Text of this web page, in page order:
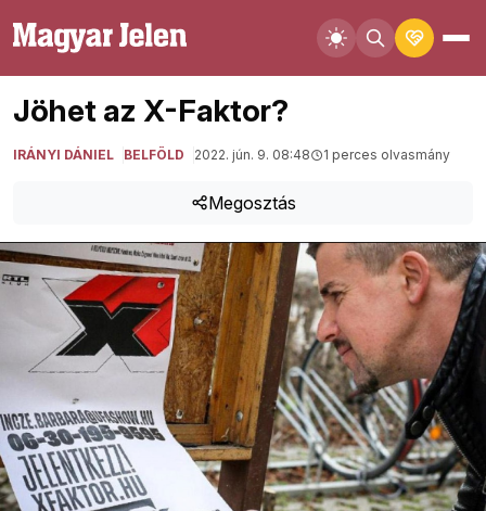
Jöhet az X-Faktor?
IRÁNYI DÁNIEL BELFÖLD 2022. jún. 9. 08:48 1 perces olvasmány
Megosztás